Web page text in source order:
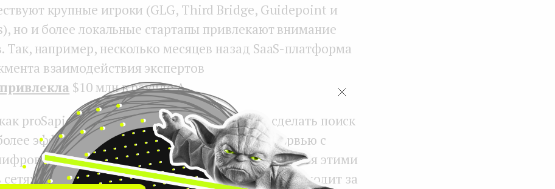
крупные игроки (GLG, Third Bridge, Guidepoint и
но и более локальные стартапы привлекают внимание
Так, например, несколько месяцев назад SaaS-платформа
взаимодействия экспертов
привлекла $10 млн в раунде А.
proSapient использует технологии, чтобы сделать поиск
эффективным, Arbolus делает записи интервью с
их на своей платформе, а затем делится этими
сетях подписанных компаний. Монетизация происходит за